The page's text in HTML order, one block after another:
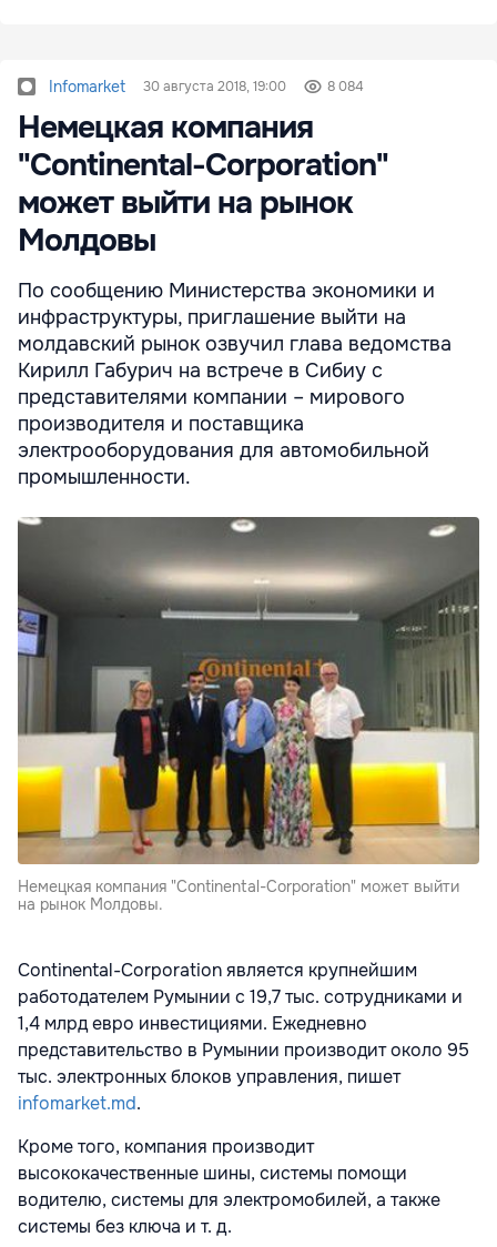
Infomarket 30 августа 2018, 19:00 8 084
Немецкая компания
"Continental-Corporation"
может выйти на рынок
Молдовы
По сообщению Министерства экономики и
инфраструктуры, приглашение выйти на
молдавский рынок озвучил глава ведомства
Кирилл Габурич на встрече в Сибиу с
представителями компании – мирового
производителя и поставщика
электрооборудования для автомобильной
промышленности.
Немецкая компания "Continental-Corporation" может выйти
на рынок Молдовы.
Continental-Corporation является крупнейшим
работодателем Румынии с 19,7 тыс. сотрудниками и
1,4 млрд евро инвестициями. Ежедневно
представительство в Румынии производит около 95
тыс. электронных блоков управления, пишет
infomarket.md.
Кроме того, компания производит
высококачественные шины, системы помощи
водителю, системы для электромобилей, а также
системы без ключа и т. д.